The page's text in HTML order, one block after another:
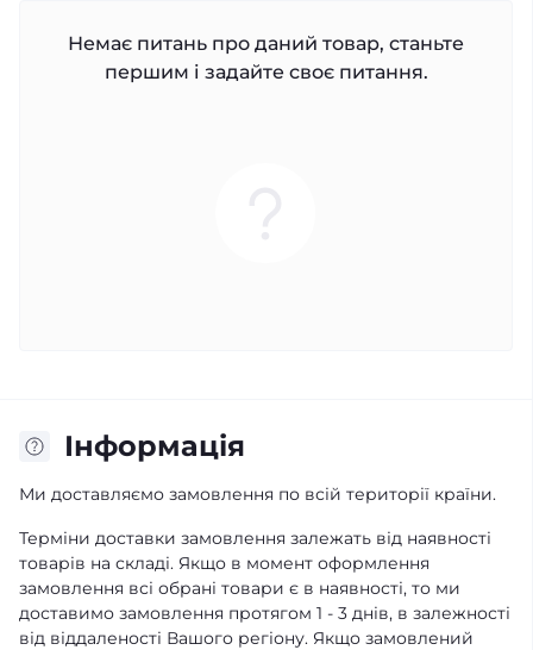
Немає питань про даний товар, станьте
першим і задайте своє питання.
Інформація
Ми доставляємо замовлення по всій території країни.
Терміни доставки замовлення залежать від наявності
товарів на складі. Якщо в момент оформлення
замовлення всі обрані товари є в наявності, то ми
доставимо замовлення протягом 1 - 3 днів, в залежності
від віддаленості Вашого регіону. Якщо замовлений